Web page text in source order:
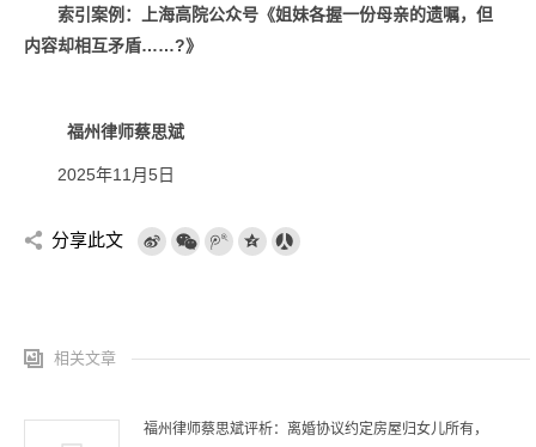
索引案例：上海高院公众号《姐妹各握一份母亲的遗嘱，但
内容却相互矛盾……?》
福州律师蔡思斌
2025年11月5日
分享此文
相关文章
福州律师蔡思斌评析：离婚协议约定房屋归女儿所有，